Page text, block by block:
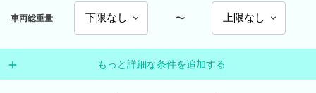
車両総重量 〜
もっと詳細な条件を追加する